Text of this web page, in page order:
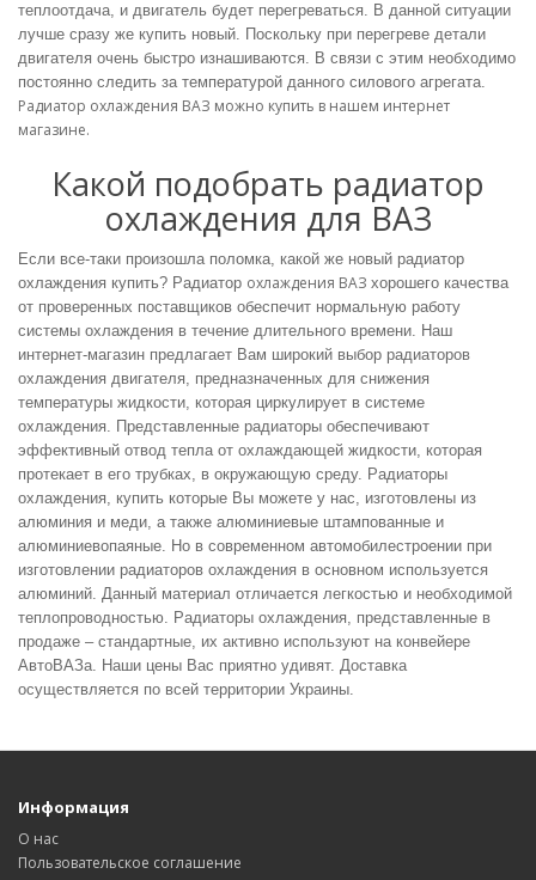
теплоотдача, и двигатель будет перегреваться. В данной ситуации
лучше сразу же купить новый. Поскольку при перегреве детали
двигателя очень быстро изнашиваются. В связи с этим необходимо
постоянно следить за температурой данного силового агрегата.
Радиатор охлаждения ВАЗ можно купить в нашем интернет
магазине.
Какой подобрать радиатор
охлаждения для ВАЗ
Если все-таки произошла поломка, какой же новый радиатор
охлаждения купить? Радиатор охлаждения ВАЗ хорошего качества
от проверенных поставщиков обеспечит нормальную работу
системы охлаждения в течение длительного времени. Наш
интернет-магазин предлагает Вам широкий выбор радиаторов
охлаждения двигателя, предназначенных для снижения
температуры жидкости, которая циркулирует в системе
охлаждения. Представленные радиаторы обеспечивают
эффективный отвод тепла от охлаждающей жидкости, которая
протекает в его трубках, в окружающую среду. Радиаторы
охлаждения, купить которые Вы можете у нас, изготовлены из
алюминия и меди, а также алюминиевые штампованные и
алюминиевопаяные. Но в современном автомобилестроении при
изготовлении радиаторов охлаждения в основном используется
алюминий. Данный материал отличается легкостью и необходимой
теплопроводностью. Радиаторы охлаждения, представленные в
продаже – стандартные, их активно используют на конвейере
АвтоВАЗа. Наши цены Вас приятно удивят. Доставка
осуществляется по всей территории Украины.
Информация
О нас
Пользовательское соглашение